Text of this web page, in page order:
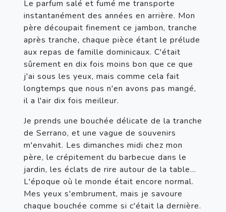
Le parfum salé et fumé me transporte
instantanément des années en arrière. Mon
père découpait finement ce jambon, tranche
après tranche, chaque pièce étant le prélude
aux repas de famille dominicaux. C'était
sûrement en dix fois moins bon que ce que
j'ai sous les yeux, mais comme cela fait
longtemps que nous n'en avons pas mangé,
il a l'air dix fois meilleur.
Je prends une bouchée délicate de la tranche
de Serrano, et une vague de souvenirs
m'envahit. Les dimanches midi chez mon
père, le crépitement du barbecue dans le
jardin, les éclats de rire autour de la table...
L'époque où le monde était encore normal.
Mes yeux s'embrument, mais je savoure
chaque bouchée comme si c'était la dernière.